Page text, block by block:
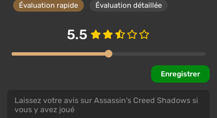
Évaluation rapide Évaluation détaillée
5.5
Enregistrer